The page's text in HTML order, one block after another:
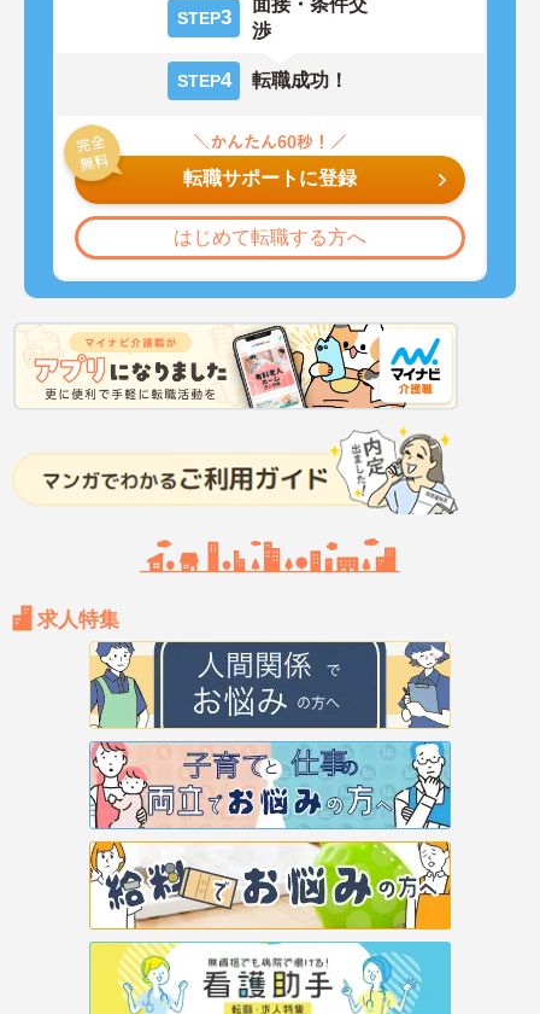
STEP3
面接・条件交
渉
STEP4 転職成功！
転職サポートに登録
はじめて転職する方へ
求人特集